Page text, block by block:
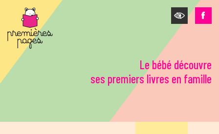
Aller au contenu principal
Le bébé découvre
ses premiers livres en famille